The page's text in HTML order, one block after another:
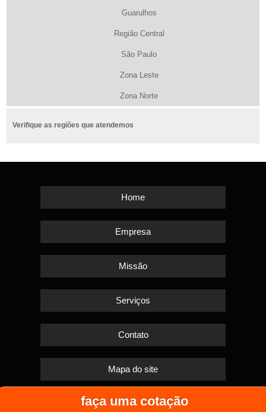
faça uma cotação
Guarulhos
Região Central
São Paulo
Zona Leste
Zona Norte
Verifique as regiões que atendemos
Home
Empresa
Missão
Serviços
Contato
Mapa do site